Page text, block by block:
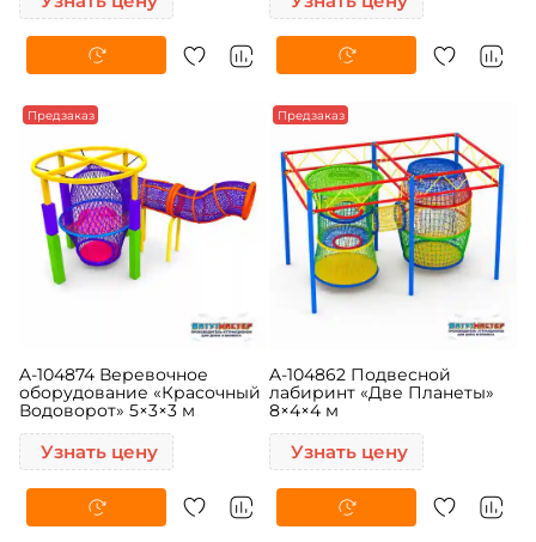
Предзаказ
A-104874 Веревочное
оборудование «Красочный
Водоворот» 5×3×3 м
Узнать цену
Предзаказ
A-104862 Подвесной
лабиринт «Две Планеты»
8×4×4 м
Узнать цену